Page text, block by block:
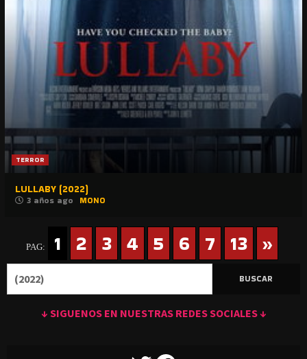
TERROR
LULLABY (2022)
3 años ago MONO
PAG: 1 2 3 4 5 6 7 13 »
↓ SIGUENOS EN NUESTRAS REDES SOCIALES ↓